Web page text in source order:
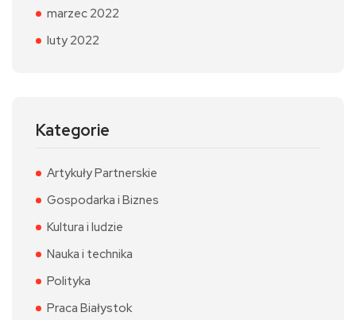
marzec 2022
luty 2022
Kategorie
Artykuły Partnerskie
Gospodarka i Biznes
Kultura i ludzie
Nauka i technika
Polityka
Praca Białystok